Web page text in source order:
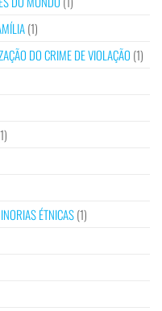
(1)
DO CRIME DE VIOLAÇÃO (1)
ÉTNICAS(1)